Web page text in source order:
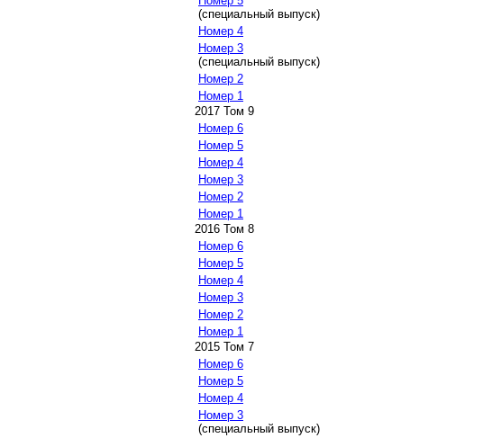
(специальный выпуск)
Номер 4
Номер 3
(специальный выпуск)
Номер 2
Номер 1
2017 Том 9
Номер 6
Номер 5
Номер 4
Номер 3
Номер 2
Номер 1
2016 Том 8
Номер 6
Номер 5
Номер 4
Номер 3
Номер 2
Номер 1
2015 Том 7
Номер 6
Номер 5
Номер 4
Номер 3
(специальный выпуск)